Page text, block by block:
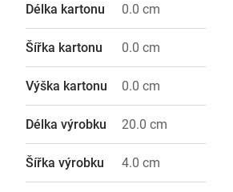
Délka kartonu 0.0 cm
Šířka kartonu 0.0 cm
Výška kartonu 0.0 cm
Délka výrobku 20.0 cm
Šířka výrobku 4.0 cm